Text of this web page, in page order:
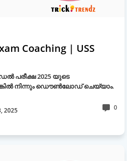
Coaching | USS
പരീക്ഷ 2025 യുടെ
നിന്നും ഡൌൺലോഡ് ചെയ്യാം.
2025 0